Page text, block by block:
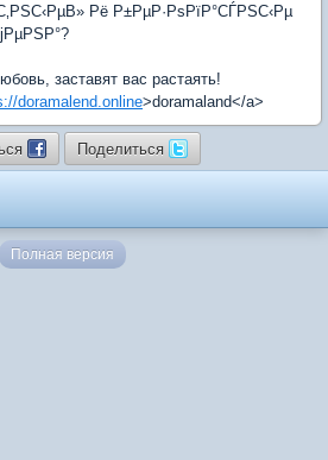
Рё Р±РµР·РѕРїР°СЃРЅС‹Рµ
заставят вас растаять!
doramalend.online>doramaland</a>
Поделиться
Полная версия